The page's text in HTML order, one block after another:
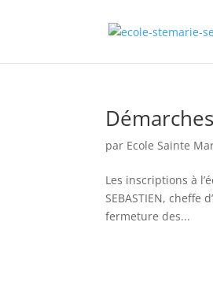
par Ecole Sainte
Les inscriptions à
SEBASTIEN,
fermeture des...